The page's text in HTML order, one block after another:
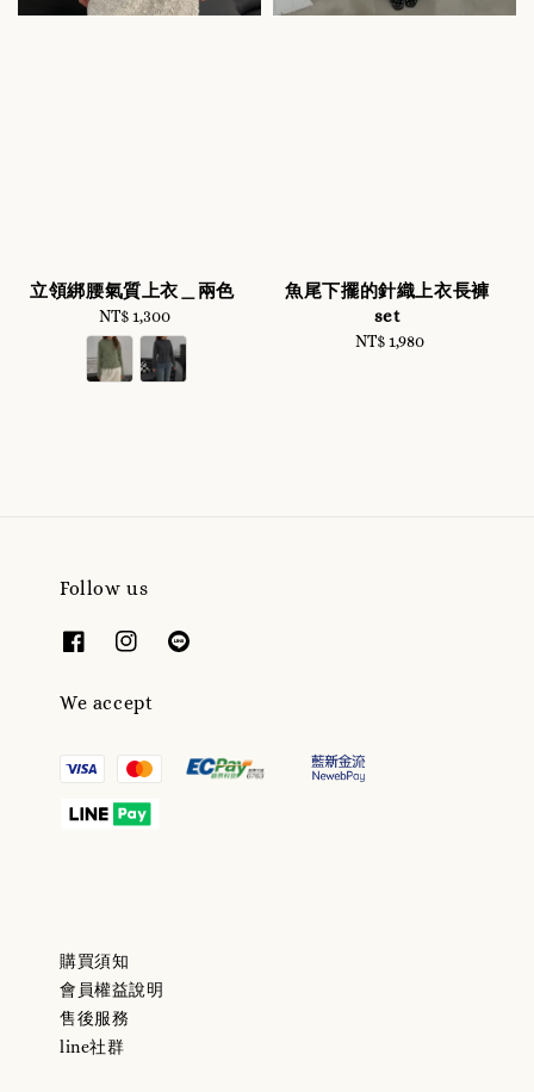
立領綁腰氣質上衣＿兩色
Regular
price
NT$ 1,300
魚尾下擺的針織上衣長褲
set
Regular
NT$ 1,980
Follow us
We accept
購買須知
會員權益說明
售後服務
line社群